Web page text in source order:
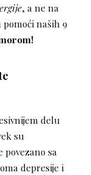
, a ne na
naših 9
delu
su
sa
depresije i